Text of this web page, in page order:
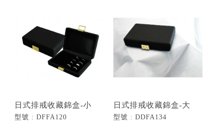
日式排戒收藏錦盒-小
型號 : DFFA120
日式排戒收藏錦盒-大
型號 : DDFA134